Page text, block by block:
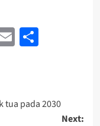
EmailShare
tua pada 2030
Next: